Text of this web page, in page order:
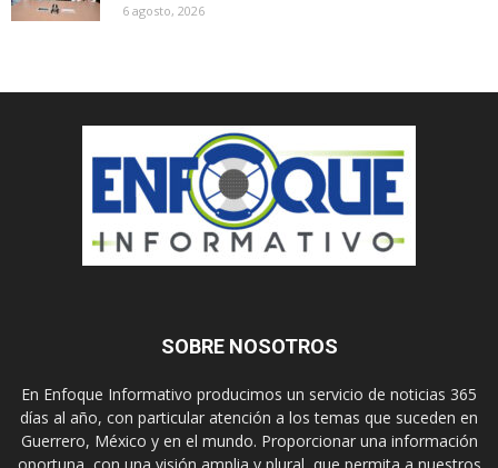
6 agosto, 2026
SOBRE NOSOTROS
En Enfoque Informativo producimos un servicio de noticias 365
días al año, con particular atención a los temas que suceden en
Guerrero, México y en el mundo. Proporcionar una información
oportuna, con una visión amplia y plural, que permita a nuestros